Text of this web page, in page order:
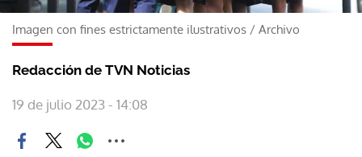
Imagen con fines estrictamente ilustrativos / Archivo
Redacción de TVN Noticias
19 de julio 2023 - 14:08